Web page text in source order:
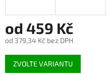
od 459 Kč
od 379,34 Kč bez DPH
Měrná
cena:
ZVOLTE VARIANTU